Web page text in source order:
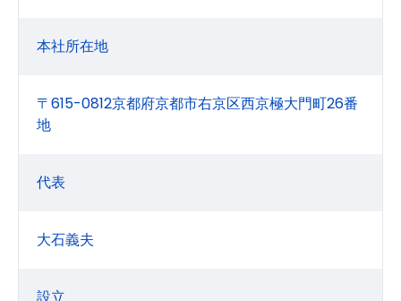
本社所在地
〒615-0812京都府京都市右京区西京極大門町26番
地
代表
大石義夫